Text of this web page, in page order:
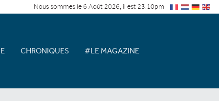
Nous sommes le 6 Août 2026, il est 23:10pm
CHRONIQUES #LE MAGAZINE